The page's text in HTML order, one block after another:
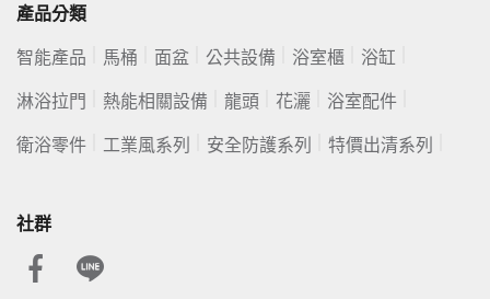
產品分類
智能產品 馬桶 面盆 公共設備 浴室櫃 浴缸
淋浴拉門 熱能相關設備 龍頭 花灑 浴室配件
衛浴零件 工業風系列 安全防護系列 特價出清系列
社群